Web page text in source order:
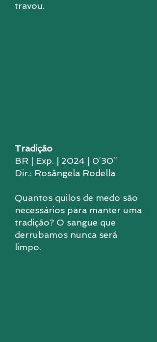
travou.
Tradição
BR | Exp. | 2024 | 0’30’’
Dir.: Rosângela Rodella
Quantos quilos de medo são
necessários para manter uma
tradição? O sangue que
derrubamos nunca será
limpo.